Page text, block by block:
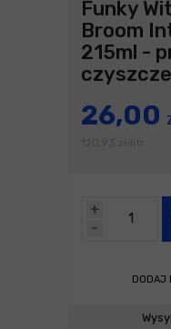
Funky
Broom
215ml -
26,00
-
+
DODAJ